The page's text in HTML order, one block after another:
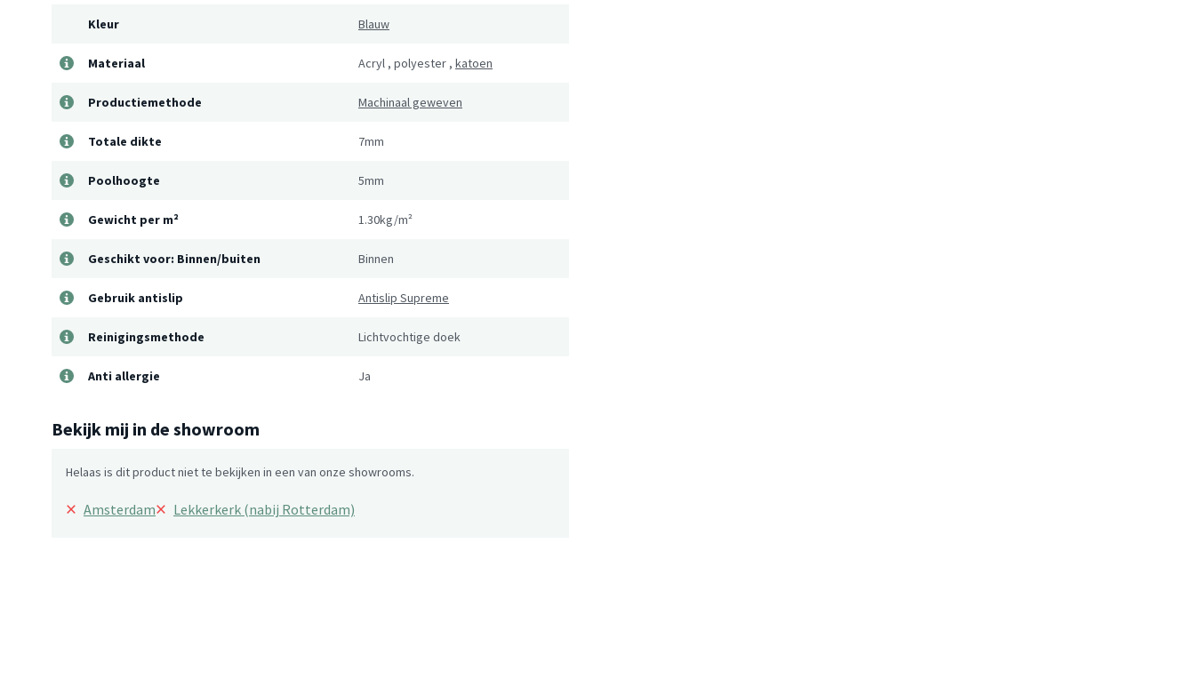
Kleur Blauw
Materiaal Acryl , polyester , katoen
Productiemethode Machinaal geweven
Totale dikte 7mm
Poolhoogte 5mm
Gewicht per m² 1.30kg/m²
Geschikt voor: Binnen/buiten Binnen
Gebruik antislip Antislip Supreme
Reinigingsmethode Lichtvochtige doek
Anti allergie Ja
Bekijk mij in de showroom
Helaas is dit product niet te bekijken in een van onze showrooms.
× Amsterdam× Lekkerkerk (nabij Rotterdam)